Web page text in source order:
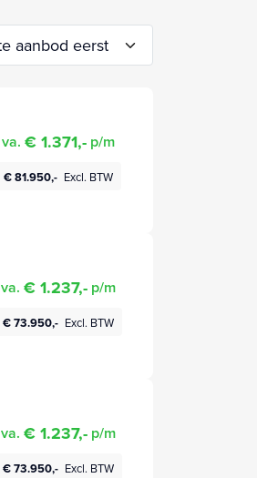
va. € 1.371,- p/m
€ 81.950,- Excl. BTW
va. € 1.237,- p/m
€ 73.950,- Excl. BTW
va. € 1.237,- p/m
€ 73.950,- Excl. BTW